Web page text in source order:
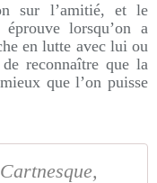
sur l’amitié, et le
éprouve lorsqu’on a
en lutte avec lui ou
reconnaître que la
que l’on puisse